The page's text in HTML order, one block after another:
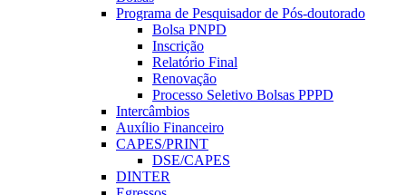
Programa de Pesquisador de Pós-doutorado
Bolsa PNPD
Inscrição
Relatório Final
Renovação
Processo Seletivo Bolsas PPPD
Intercâmbios
Auxílio Financeiro
CAPES/PRINT
DSE/CAPES
DINTER